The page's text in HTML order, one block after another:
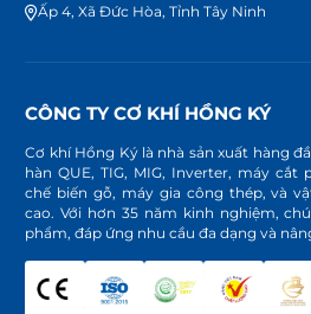
Ấp 4, Xã Đức Hòa, Tỉnh Tây Ninh
CÔNG TY CƠ KHÍ HỒNG KÝ
Cơ khí Hồng Ký là nhà sản xuất hàng
hàn QUE, TIG, MIG, Inverter, máy cắt
chế biến gỗ, máy gia công thép, và
cao. Với hơn 35 năm kinh nghiệm,
phẩm, đáp ứng nhu cầu đa dạng và